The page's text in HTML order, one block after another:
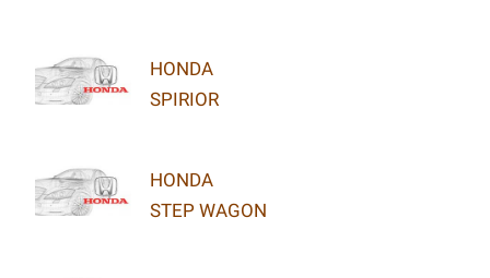
HONDA
SPIRIOR
HONDA
STEP WAGON